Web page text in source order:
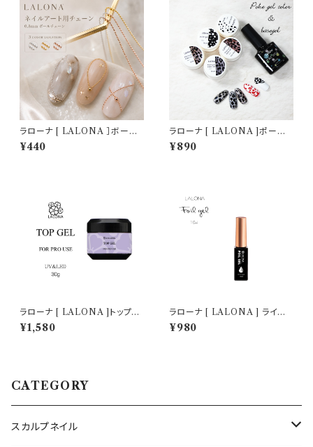
ラローナ [ LALONA ］ボール
チェーン ( 3タイプ ) ピクシーネ
イル/バロックネイル / 囲みアー
¥440
ラローナ [ LALONA ]ポーク
ジェル ( ベースジェル/カラージ
ェル ) ネイルアート/網目模様/
¥890
ラローナ [ LALONA ]トップジ
ェル ( 15g×2個セットで30g ) (
コンテナタイプ )ジェルネイル/
¥1,580
ラローナ [ LALONA ] ライン
ブラシ ホイルジェル ( 10ml ) ネ
イルアート / 転写ジェル / 箔 /
¥980
CATEGORY
スカルプネイル